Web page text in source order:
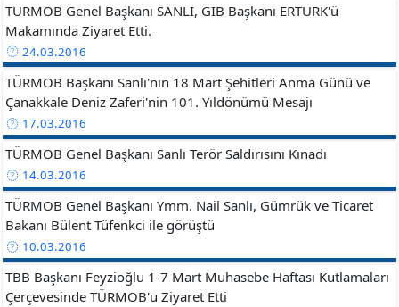
TÜRMOB Genel Başkanı SANLI, GİB Başkanı ERTÜRK'ü
Makamında Ziyaret Etti.
24.03.2016
TÜRMOB Başkanı Sanlı'nın 18 Mart Şehitleri Anma Günü ve
Çanakkale Deniz Zaferi'nin 101. Yıldönümü Mesajı
17.03.2016
TÜRMOB Genel Başkanı Sanlı Terör Saldırısını Kınadı
14.03.2016
TÜRMOB Genel Başkanı Ymm. Nail Sanlı, Gümrük ve Ticaret
Bakanı Bülent Tüfenkci ile görüştü
10.03.2016
TBB Başkanı Feyzioğlu 1-7 Mart Muhasebe Haftası Kutlamaları
Çerçevesinde TÜRMOB'u Ziyaret Etti